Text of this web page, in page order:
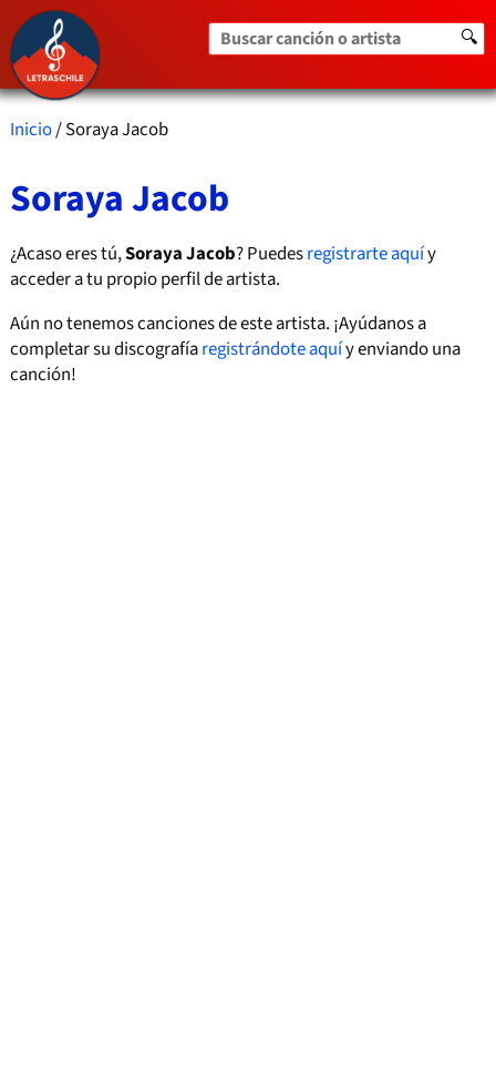
Buscar canción o artista 🔍
Inicio/ Soraya Jacob
Soraya Jacob
¿Acaso eres tú,Soraya Jacob? Puedesregistrarte aquíy
acceder a tu propio perfil de artista.
Aún no tenemos canciones de este artista. ¡Ayúdanos a
completar su discografíaregistrándote aquíy enviando una
canción!